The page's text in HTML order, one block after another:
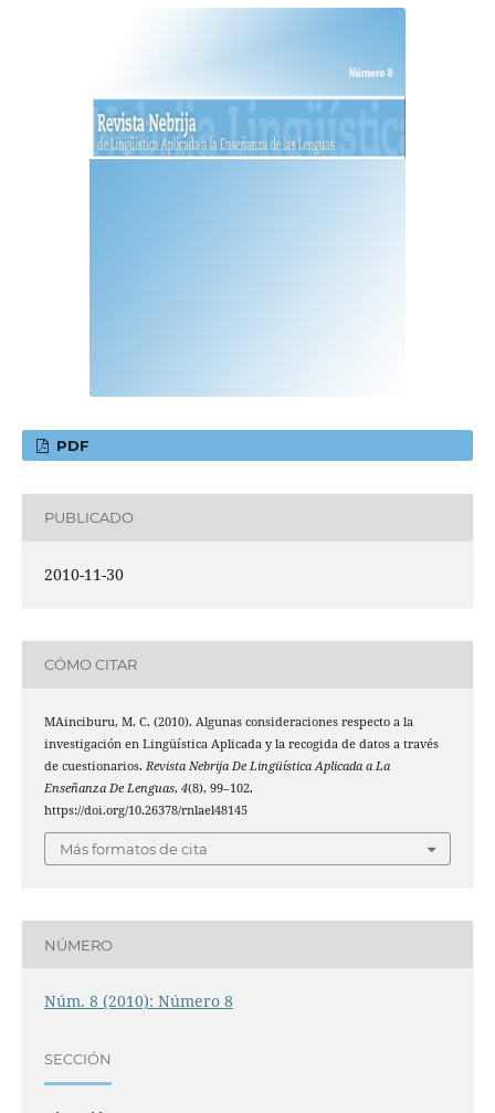
PDF
PUBLICADO
2010-11-30
CÓMO CITAR
MAinciburu, M. C. (2010). Algunas consideraciones respecto a la
investigación en Lingüística Aplicada y la recogida de datos a través
de cuestionarios. Revista Nebrija De Lingüística Aplicada a La
Enseñanza De Lenguas, 4(8), 99–102.
https://doi.org/10.26378/rnlael48145
Más formatos de cita
NÚMERO
Núm. 8 (2010): Número 8
SECCIÓN